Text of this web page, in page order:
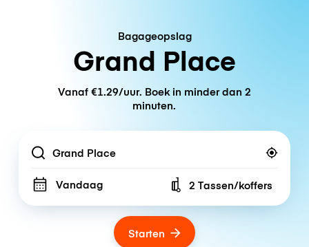
Bagageopslag
Grand Place
Vanaf €1.29/uur. Boek in minder dan 2
minuten.
Location
Vandaag Number of bags
2 Tassen/koffers
Starten